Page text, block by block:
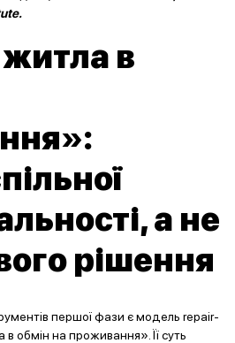
в
а не
рішення
першої фази є модель repair-
обмін на проживання». Її суть